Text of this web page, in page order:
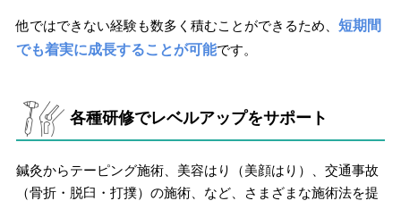
他ではできない経験も数多く積むことができるため、 短期間
でも着実に成長することが可能です。
各種研修でレベルアップをサポート
鍼灸からテーピング施術、美容はり（美顔はり）、交通事故
（骨折・脱臼・打撲）の施術、など、さまざまな施術法を提